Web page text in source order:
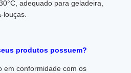
adequado para geladeira,
louças.
produtos possuem?
em conformidade com os